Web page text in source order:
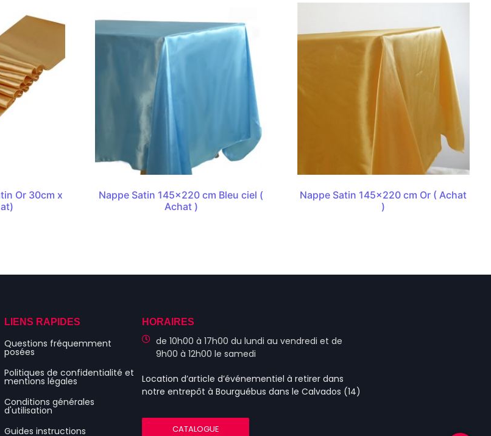
Or 30cm x
Nappe Satin 145×220 cm Bleu ciel (
Achat )
Nappe Satin 145×220 cm Or ( Achat
)
LIENS RAPIDES
Questions fréquemment
posées
Politiques de confidentialité et
mentions légales
Conditions générales
d'utilisation
Guides instructions
HORAIRES
de 10h00 à 17h00 du lundi au vendredi et de
9h00 à 12h00 le samedi
Location d’article d’événementiel à retirer dans
notre entrepôt à Bourguébus dans le Calvados (14)
CATALOGUE